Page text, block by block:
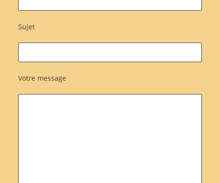
Sujet
Votre message